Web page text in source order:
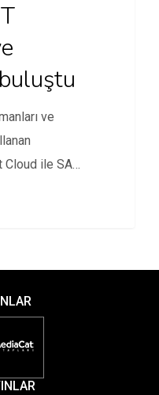
ve
ile SAP